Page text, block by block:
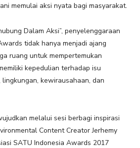
memulai aksi nyata bagi masyarakat.
Dalam Aksi”, penyelenggaraan
tidak hanya menjadi ajang
ruang untuk mempertemukan
kepedulian terhadap isu
kewirausahaan, dan
melalui sesi berbagi inspirasi
Content Creator Jerhemy
SATU Indonesia Awards 2017